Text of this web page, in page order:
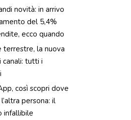
novità: in arrivo
del 5,4%
ecco quando
terrestre, la nuova
canali: tutti i
così scopri dove
persona: il
infallibile